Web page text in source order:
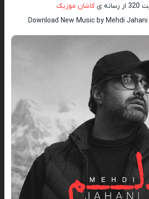
ی
کاشان موزیک
Download New Music by Mehdi